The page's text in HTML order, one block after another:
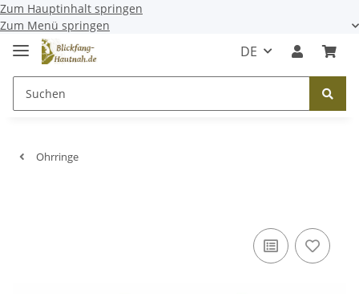
Zum Hauptinhalt springen
Zum Menü springen
DE
Ohrringe